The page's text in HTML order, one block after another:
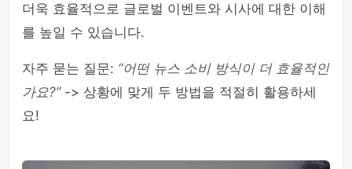
더욱 효율적으로 글로벌 이벤트와 시사에 대한 이해
를 높일 수 있습니다.
자주 묻는 질문: “어떤 뉴스 소비 방식이 더 효율적인
가요?”-> 상황에 맞게 두 방법을 적절히 활용하세
요!